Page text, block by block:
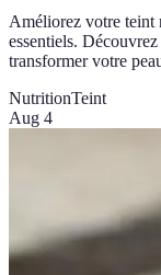
Améliorez votre teint
essentiels.
transformer votre
NutritionTeint
Aug 4